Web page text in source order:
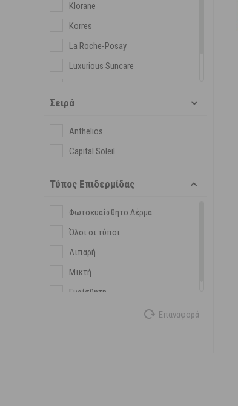
Klorane
Korres
La Roche-Posay
Luxurious Suncare
Vichy
Σειρά
Anthelios
Capital Soleil
Τύπος Επιδερμίδας
Φωτοευαίσθητο Δέρμα
Όλοι οι τύποι
Λιπαρή
Μικτή
Ευαίσθητη
Επαναφορά